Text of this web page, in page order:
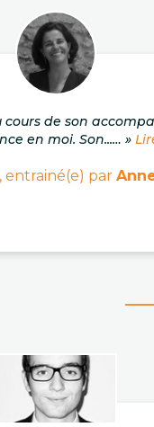
cours de son
en moi. Son...… »
entrainé(e) par